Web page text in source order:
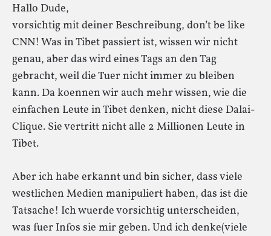
Hallo Dude,
vorsichtig mit deiner Beschreibung, don’t be like
CNN! Was in Tibet passiert ist, wissen wir nicht
genau, aber das wird eines Tags an den Tag
gebracht, weil die Tuer nicht immer zu bleiben
kann. Da koennen wir auch mehr wissen, wie die
einfachen Leute in Tibet denken, nicht diese Dalai-
Clique. Sie vertritt nicht alle 2 Millionen Leute in
Tibet.
Aber ich habe erkannt und bin sicher, dass viele
westlichen Medien manipuliert haben, das ist die
Tatsache! Ich wuerde vorsichtig unterscheiden,
was fuer Infos sie mir geben. Und ich denke(viele